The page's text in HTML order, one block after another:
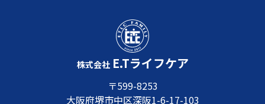
株式会社 E.Tライフケア
〒599-8253
大阪府堺市中区深阪1-6-17-103